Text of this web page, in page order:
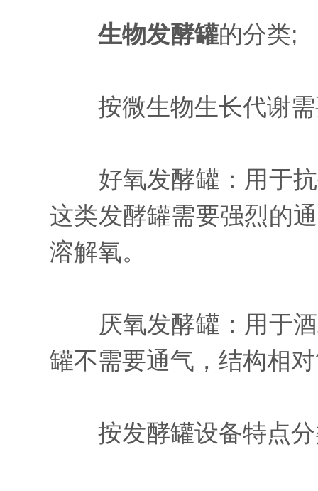
生物发酵罐的分类;
按微生物生长代谢需
好氧发酵罐：用于抗
这类发酵罐需要强烈的
溶解氧。
厌氧发酵罐：用于酒
罐不需要通气，结构相
按发酵罐设备特点分